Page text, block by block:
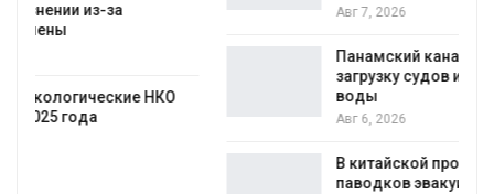
Панамский канал вновь ограничивает
загрузку судов из-за дефицита пресной
воды
В китайской провинции Шэньси из-за
паводков эвакуировали более 140 тыс.